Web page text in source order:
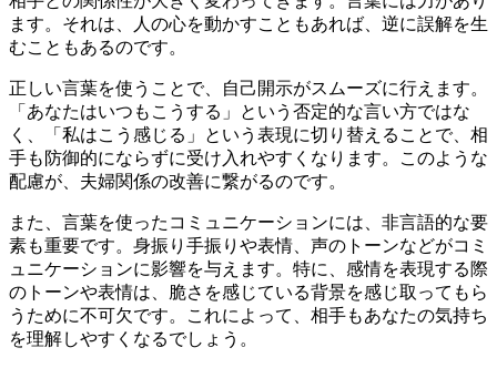
ます。それは、人の心を動かすこともあれば、逆に誤解を生
むこともあるのです。
正しい言葉を使うことで、自己開示がスムーズに行えます。
「あなたはいつもこうする」という否定的な言い方ではな
く、「私はこう感じる」という表現に切り替えることで、相
手も防御的にならずに受け入れやすくなります。このような
配慮が、夫婦関係の改善に繋がるのです。
また、言葉を使ったコミュニケーションには、非言語的な要
素も重要です。身振り手振りや表情、声のトーンなどがコミ
ュニケーションに影響を与えます。特に、感情を表現する際
のトーンや表情は、脆さを感じている背景を感じ取ってもら
うために不可欠です。これによって、相手もあなたの気持ち
を理解しやすくなるでしょう。